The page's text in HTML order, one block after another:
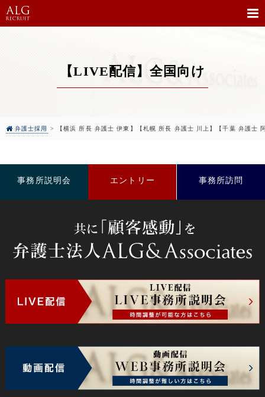
【LIVE配信】全国向け
弁護士採用 > 【横浜 所長 弁護士 伊東】【札幌 所長 弁護士 川上】【千葉 弁護士